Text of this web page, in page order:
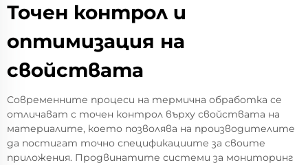
Точен контрол и
оптимизация на
свойствата
Современните процеси на термична обработка се
отличават с точен контрол върху свойствата на
материалите, което позволява на производителите
да постигат точно спецификациите за своите
приложения. Продвинатите системи за мониторинг